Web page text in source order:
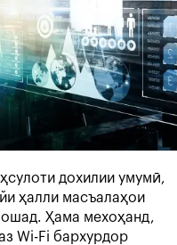
дохилии умумӣ,
ҳалли масъалаҳои
Ҳама мехоҳанд,
Wi-Fi бархурдор